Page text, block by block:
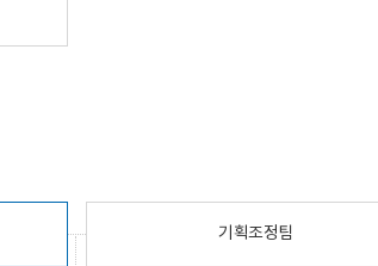
기획조정팀